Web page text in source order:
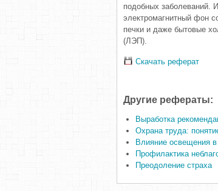
подобных заболеваний.
электромагнитный фон
печки и даже бытовые
(ЛЭП).
Скачать реферат
Другие рефераты:
Выработка
Охрана труда:
Влияние освещения
Профилактика
Преодоление страха